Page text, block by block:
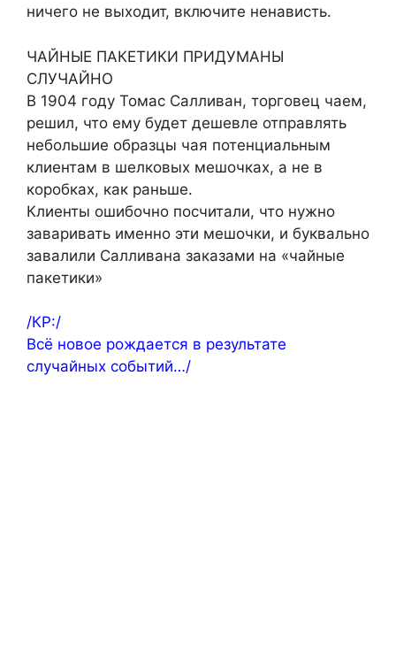
ничего не выходит, включите ненависть.
ЧАЙНЫЕ ПАКЕТИКИ ПРИДУМАНЫ
СЛУЧАЙНО
В 1904 году Томас Салливан, торговец чаем,
решил, что ему будет дешевле отправлять
небольшие образцы чая потенциальным
клиентам в шелковых мешочках, а не в
коробках, как раньше.
Клиенты ошибочно посчитали, что нужно
заваривать именно эти мешочки, и буквально
завалили Салливана заказами на «чайные
пакетики»
/КР:/
Всё новое рождается в результате
случайных событий…/